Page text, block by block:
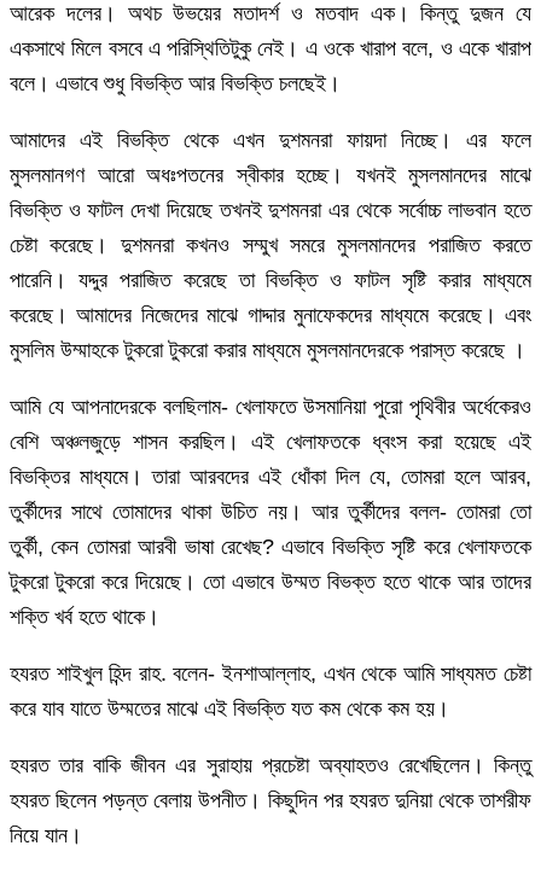
আরেক দলের। অথচ উভয়ের মতাদর্শ ও মতবাদ এক। কিন্তু দুজন যে
একসাথে মিলে বসবে এ পরিস্থিতিটুকু নেই। এ ওকে খারাপ বলে, ও একে খারাপ
বলে। এভাবে শুধু বিভক্তি আর বিভক্তি চলছেই।
আমাদের এই বিভক্তি থেকে এখন দুশমনরা ফায়দা নিচ্ছে। এর ফলে
মুসলমানগণ আরো অধঃপতনের স্বীকার হচ্ছে। যখনই মুসলমানদের মাঝে
বিভক্তি ও ফাটল দেখা দিয়েছে তখনই দুশমনরা এর থেকে সর্বোচ্চ লাভবান হতে
চেষ্টা করেছে। দুশমনরা কখনও সম্মুখ সমরে মুসলমানদের পরাজিত করতে
পারেনি। যদ্দুর পরাজিত করেছে তা বিভক্তি ও ফাটল সৃষ্টি করার মাধ্যমে
করেছে। আমাদের নিজেদের মাঝে গাদ্দার মুনাফেকদের মাধ্যমে করেছে। এবং
মুসলিম উম্মাহকে টুকরো টুকরো করার মাধ্যমে মুসলমানদেরকে পরাস্ত করেছে ।
আমি যে আপনাদেরকে বলছিলাম- খেলাফতে উসমানিয়া পুরো পৃথিবীর অর্ধেকেরও
বেশি অঞ্চলজুড়ে শাসন করছিল। এই খেলাফতকে ধ্বংস করা হয়েছে এই
বিভক্তির মাধ্যমে। তারা আরবদের এই ধোঁকা দিল যে, তোমরা হলে আরব,
তুর্কীদের সাথে তোমাদের থাকা উচিত নয়। আর তুর্কীদের বলল- তোমরা তো
তুর্কী, কেন তোমরা আরবী ভাষা রেখেছ? এভাবে বিভক্তি সৃষ্টি করে খেলাফতকে
টুকরো টুকরো করে দিয়েছে। তো এভাবে উম্মত বিভক্ত হতে থাকে আর তাদের
শক্তি খর্ব হতে থাকে।
হযরত শাইখুল হিন্দ রাহ. বলেন- ইনশাআল্লাহ, এখন থেকে আমি সাধ্যমত চেষ্টা
করে যাব যাতে উম্মতের মাঝে এই বিভক্তি যত কম থেকে কম হয়।
হযরত তার বাকি জীবন এর সুরাহায় প্রচেষ্টা অব্যাহতও রেখেছিলেন। কিন্তু
হযরত ছিলেন পড়ন্ত বেলায় উপনীত। কিছুদিন পর হযরত দুনিয়া থেকে তাশরীফ
নিয়ে যান।